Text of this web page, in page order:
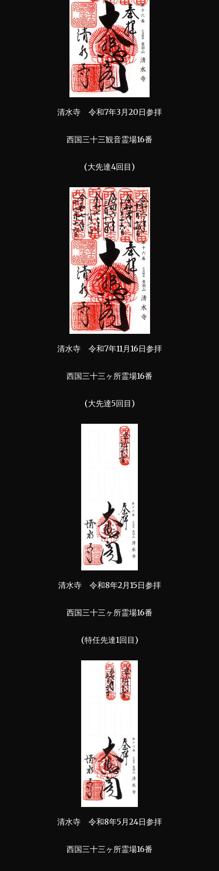
清水寺 令和7年3月20日参拝
西国三十三観音霊場16番
(大先達4回目)
清水寺 令和7年11月16日参拝
西国三十三ヶ所霊場16番
(大先達5回目)
清水寺 令和8年2月15日参拝
西国三十三ヶ所霊場16番
(特任先達1回目)
清水寺 令和8年5月24日参拝
西国三十三ヶ所霊場16番